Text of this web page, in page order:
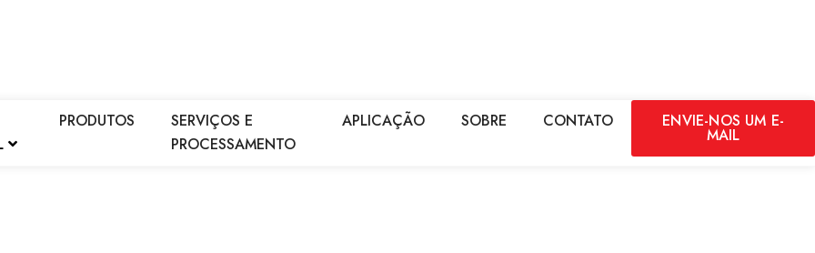
PRODUTOS
SERVIÇOS E
PROCESSAMENTO
APLICAÇÃO SOBRE CONTATO ENVIE-NOS UM E-
MAIL